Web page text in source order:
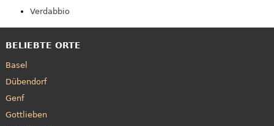
Verdabbio
BELIEBTE ORTE
Basel
Dübendorf
Genf
Gottlieben